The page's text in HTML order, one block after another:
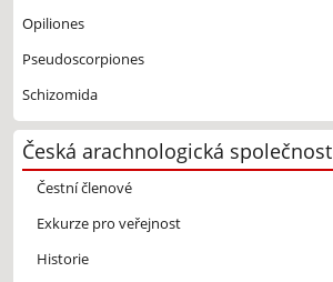
Opiliones
Pseudoscorpiones
Schizomida
Česká arachnologická společnost
Čestní členové
Exkurze pro veřejnost
Historie